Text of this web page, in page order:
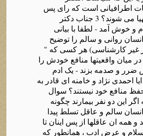
اطرافیانی است که رای پس
از مرگ خامنه ای مهیا می شوند؟ 3 جناب دکتر
خوش آمد - لطفا با بیانی
روانی و سالم را توضیح
غیر کارشناسی) هر کسی که "
میان واقعیتها منافع خودش را
ضرر و صدمه بزند - یک ادم
احمدی نژاد و خامنه ای قادر به
منافع خود نیستند؟ سوال
این دو نفر بیمارند چگونه
سالم و عاقل تسلط پیدا
همه ان عاقلها از پس اینان تا
سلام و عرض ادب ، همانطور که